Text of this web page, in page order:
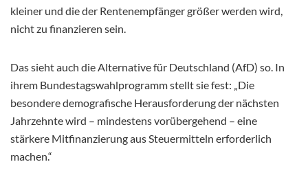
kleiner und die der Rentenempfänger größer werden wird,
nicht zu finanzieren sein.
Das sieht auch die Alternative für Deutschland (AfD) so. In
ihrem Bundestagswahlprogramm stellt sie fest: „Die
besondere demografische Herausforderung der nächsten
Jahrzehnte wird – mindestens vorübergehend – eine
stärkere Mitfinanzierung aus Steuermitteln erforderlich
machen.“